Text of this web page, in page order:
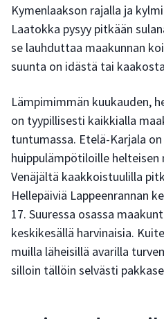
Kymenlaakson rajalla ja
Laatokka pysyy pitkään
se lauhduttaa maakunnan
suunta on idästä tai
Lämpimimmän kuukauden,
on tyypillisesti kaikkialla
tuntumassa. Etelä-Karjala
huippulämpötiloille helteisen
Venäjältä kaakkoistuulilla
Hellepäiviä Lappeenrannan
17. Suuressa osassa
keskikesällä harvinaisia.
muilla läheisillä avarilla
silloin tällöin selvästi